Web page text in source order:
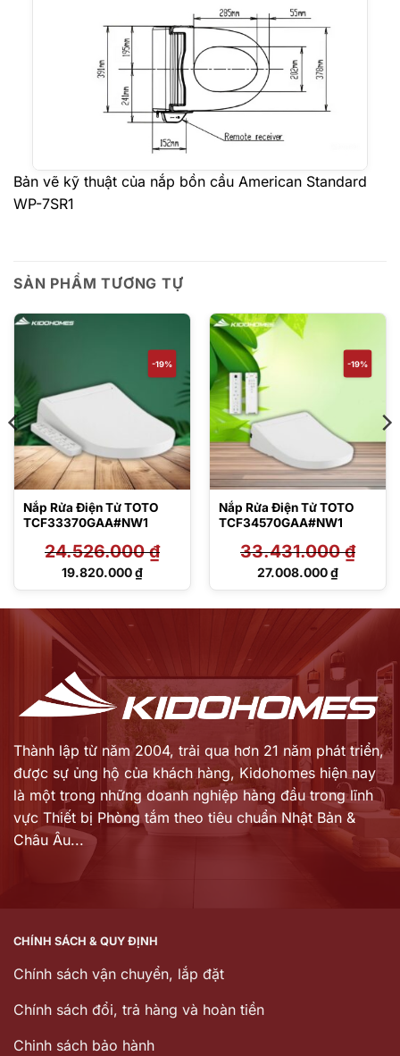
Bản vẽ kỹ thuật của nắp bồn cầu American Standard
WP-7SR1
SẢN PHẨM TƯƠNG TỰ
-19%
Nắp Rửa Điện Tử TOTO
TCF33370GAA#NW1
24.526.000₫
Giá
19.820.000₫
Giá
-19%
Nắp Rửa Điện Tử TOTO
TCF34570GAA#NW1
33.431.000₫
Giá
33.431.000 ₫.
27.008.000₫
Giá
27.008.000 ₫.
Thành lập từ năm 2004, trải qua hơn 21 năm phát triển,
được sự ủng hộ của khách hàng, Kidohomes hiện nay
là một trong những doanh nghiệp hàng đầu trong lĩnh
vực Thiết bị Phòng tắm theo tiêu chuẩn Nhật Bản &
Châu Âu...
CHÍNH SÁCH & QUY ĐỊNH
Chính sách vận chuyển, lắp đặt
Chính sách đổi, trả hàng và hoàn tiền
Chinh sách bảo hành